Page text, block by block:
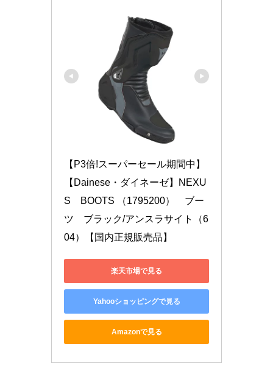
【P3倍!スーパーセール期間中】
【Dainese・ダイネーゼ】NEXU
S　BOOTS （1795200）　ブー
ツ　ブラック/アンスラサイト（6
04）【国内正規販売品】
楽天市場で見る
Yahooショッピングで見る
Amazonで見る